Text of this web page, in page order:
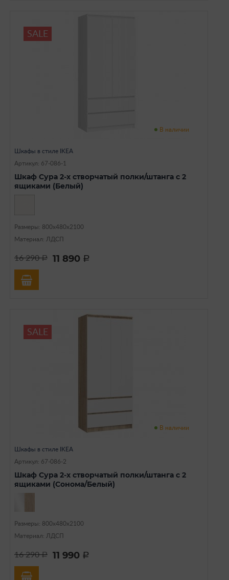
SALE
В наличии
Шкафы в стиле IKEA
Артикул: 67-086-1
Шкаф Сура 2-х створчатый полки/штанга с 2
ящиками (Белый)
Размеры: 800х480х2100
Материал: ЛДСП
16 290a 11 890 a
SALE
В наличии
Шкафы в стиле IKEA
Артикул: 67-086-2
Шкаф Сура 2-х створчатый полки/штанга с 2
ящиками (Сонома/Белый)
Размеры: 800х480х2100
Материал: ЛДСП
16 290a 11 990 a